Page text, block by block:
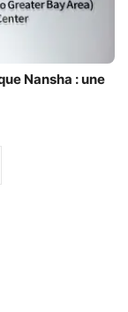
Nansha : une